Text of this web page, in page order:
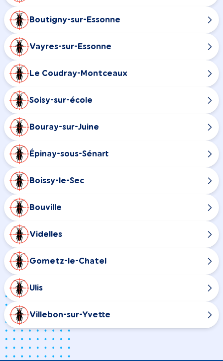
Boutigny-sur-Essonne
Vayres-sur-Essonne
Le Coudray-Montceaux
Soisy-sur-école
Bouray-sur-Juine
Épinay-sous-Sénart
Boissy-le-Sec
Bouville
Videlles
Gometz-le-Chatel
Ulis
Villebon-sur-Yvette